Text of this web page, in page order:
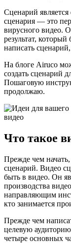
Сценарий
сценария — это
вирусного видео.
результат,
написать
На блоге Airuco
создать сценарий
Пошаговую
продолжаю.
Что такое
Прежде чем
сценарий. Видео
быть в видео. Он
производства
направляющим
кто занимается
Прежде чем
целевую
четыре основных